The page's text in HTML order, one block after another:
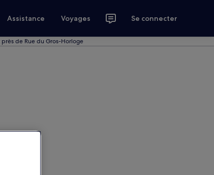
Assistance Voyages Se connecter
de Rue du Gros-Horloge